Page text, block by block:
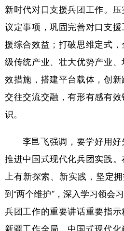
新时代对口支援兵团工作。
议定事项，巩固完善对口支
援综合效益；打破思维定式
级传统产业、壮大优势产业
效措施，搭建平台载体，创
交往交流交融，有形有感有
识。
李邑飞强调，要学好用好
推进中国式现代化兵团实践
上有新探索、新实践，坚定
到“两个维护”，深入学习领会
兵团工作的重要讲话重要指
新疆工作全局、中国式现代化